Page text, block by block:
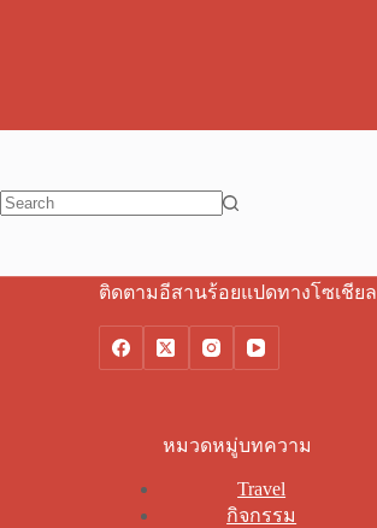
ติดตามอีสานร้อยแปดทางโซเชียล
หมวดหมู่บทความ
Travel
กิจกรรม